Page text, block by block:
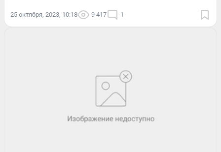
25 октября, 2023, 10:18 9 417 1